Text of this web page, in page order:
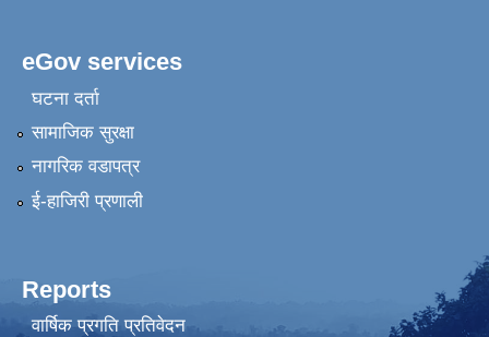
eGov services
घटना दर्ता
सामाजिक सुरक्षा
नागरिक वडापत्र
ई-हाजिरी प्रणाली
Reports
वार्षिक प्रगति प्रतिवेदन